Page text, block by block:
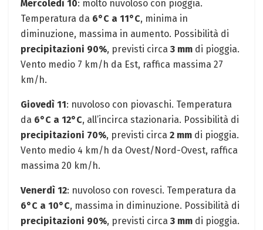
Mercoledì 10: molto nuvoloso con pioggia.
Temperatura da 6°C a 11°C, minima in
diminuzione, massima in aumento. Possibilità di
precipitazioni 90%, previsti circa 3 mm di pioggia.
Vento medio 7 km/h da Est, raffica massima 27
km/h.
Giovedì 11: nuvoloso con piovaschi. Temperatura
da 6°C a 12°C, all’incirca stazionaria. Possibilità di
precipitazioni 70%, previsti circa 2 mm di pioggia.
Vento medio 4 km/h da Ovest/Nord-Ovest, raffica
massima 20 km/h.
Venerdì 12: nuvoloso con rovesci. Temperatura da
6°C a 10°C, massima in diminuzione. Possibilità di
precipitazioni 90%, previsti circa 3 mm di pioggia.